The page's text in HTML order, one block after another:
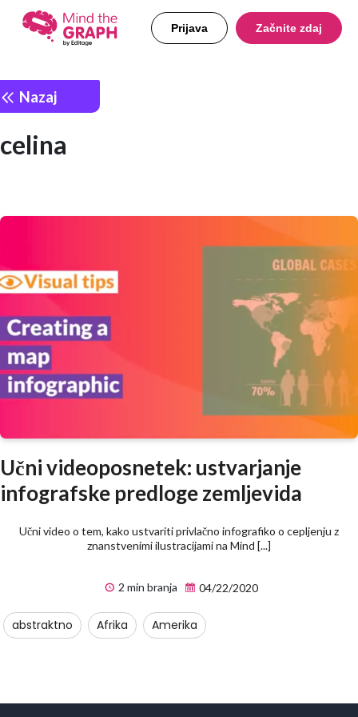
Prijava Začnite zdaj
Nazaj
celina
Učni videoposnetek: ustvarjanje
infografske predloge zemljevida
Učni video o tem, kako ustvariti privlačno infografiko o cepljenju z
znanstvenimi ilustracijami na Mind [...]
2 min branja 04/22/2020
abstraktno Afrika Amerika